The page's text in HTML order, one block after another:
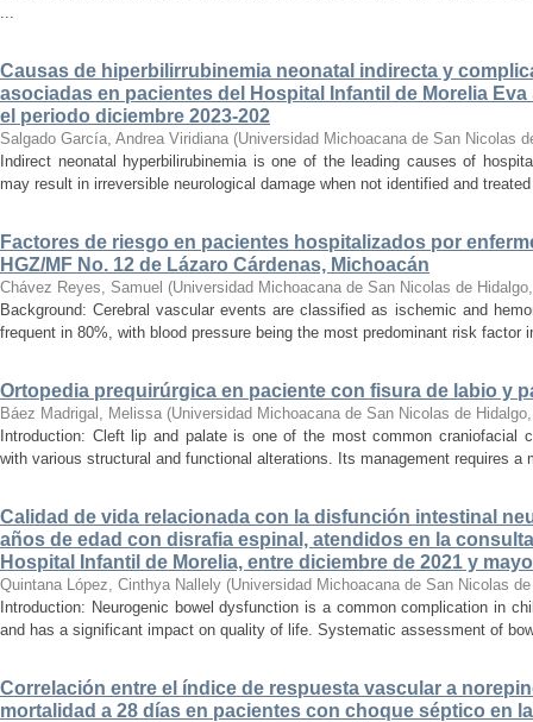
...
Causas de hiperbilirrubinemia neonatal indirecta y
asociadas en pacientes del Hospital Infantil de Morelia
el periodo diciembre 2023-202
Salgado García, Andrea Viridiana (Universidad Michoacana de San Nicolas
Indirect neonatal hyperbilirubinemia is one of the leading causes of
may result in irreversible neurological damage when not identified and
Factores de riesgo en pacientes hospitalizados por
HGZ/MF No. 12 de Lázaro Cárdenas, Michoacán
Chávez Reyes, Samuel (Universidad Michoacana de San Nicolas de Hidalgo
Background: Cerebral vascular events are classified as ischemic and
frequent in 80%, with blood pressure being the most predominant risk factor
Ortopedia prequirúrgica en paciente con fisura de labio y
Báez Madrigal, Melissa (Universidad Michoacana de San Nicolas de Hidalgo
Introduction: Cleft lip and palate is one of the most common craniofacial
with various structural and functional alterations. Its management requires a
Calidad de vida relacionada con la disfunción intestinal
años de edad con disrafia espinal, atendidos en la
Hospital Infantil de Morelia, entre diciembre de 2021 y
Quintana López, Cinthya Nallely (Universidad Michoacana de San Nicolas
Introduction: Neurogenic bowel dysfunction is a common complication in
and has a significant impact on quality of life. Systematic assessment of
Correlación entre el índice de respuesta vascular a
mortalidad a 28 días en pacientes con choque séptico en